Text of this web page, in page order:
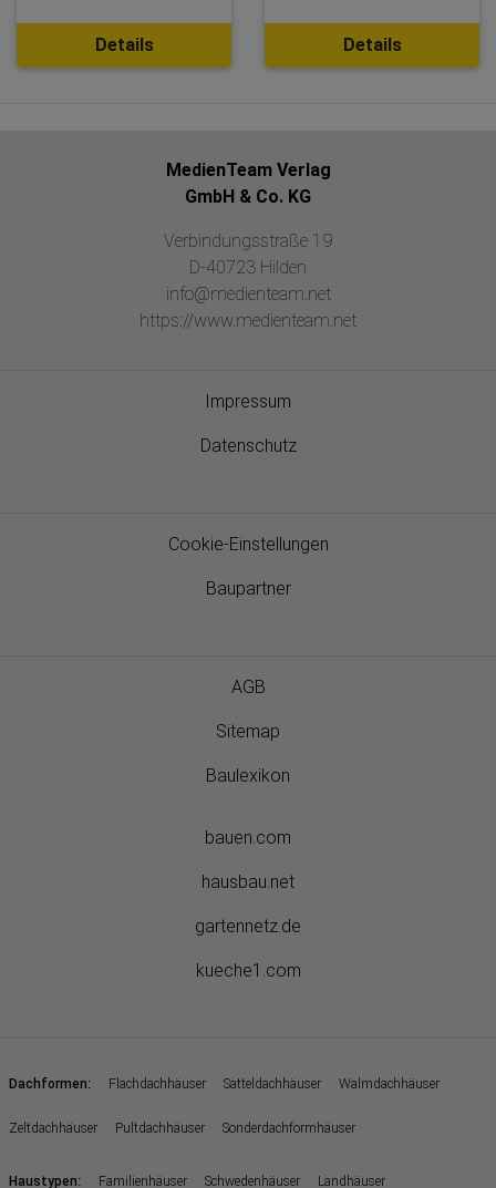
Details Details
MedienTeam Verlag
GmbH & Co. KG
Verbindungsstraße 19
D-40723 Hilden
info@medienteam.net
https://www.medienteam.net
Impressum
Datenschutz
Cookie-Einstellungen
Baupartner
AGB
Sitemap
Baulexikon
bauen.com
hausbau.net
gartennetz.de
kueche1.com
Dachformen: Flachdachhäuser Satteldachhäuser Walmdachhäuser
Zeltdachhäuser Pultdachhäuser Sonderdachformhäuser
Haustypen: Familienhäuser Schwedenhäuser Landhäuser